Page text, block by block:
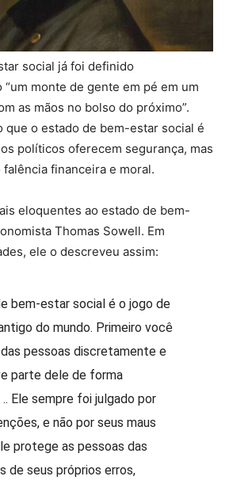
social já foi definido
monte de gente em pé em um
as mãos no bolso do próximo”.
que o estado de bem-estar social é
políticos oferecem segurança, mas
financeira e moral.
eloquentes ao estado de bem-
Thomas Sowell. Em
ele o descreveu assim:
bem-estar social é o jogo de
do mundo. Primeiro você
pessoas discretamente e
parte dele de forma
Ele sempre foi julgado por
e não por seus maus
protege as pessoas das
de seus próprios erros,